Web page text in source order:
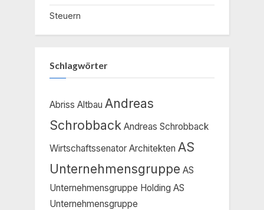
Steuern
Schlagwörter
Abriss Altbau Andreas
Schrobback Andreas Schrobback
Wirtschaftssenator Architekten AS
Unternehmensgruppe AS
Unternehmensgruppe Holding AS
Unternehmensgruppe